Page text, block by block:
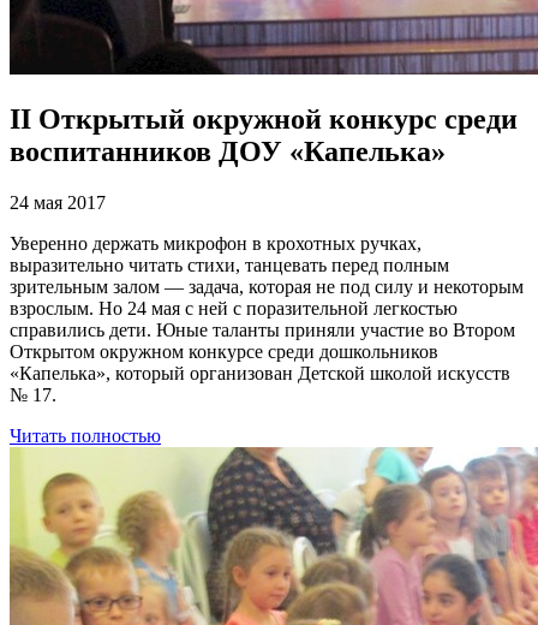
II Открытый окружной конкурс среди
воспитанников ДОУ «Капелька»
24 мая 2017
Уверенно держать микрофон в крохотных ручках,
выразительно читать стихи, танцевать перед полным
зрительным залом — задача, которая не под силу и некоторым
взрослым. Но 24 мая с ней с поразительной легкостью
справились дети. Юные таланты приняли участие во Втором
Открытом окружном конкурсе среди дошкольников
«Капелька», который организован Детской школой искусств
№ 17.
Читать полностью